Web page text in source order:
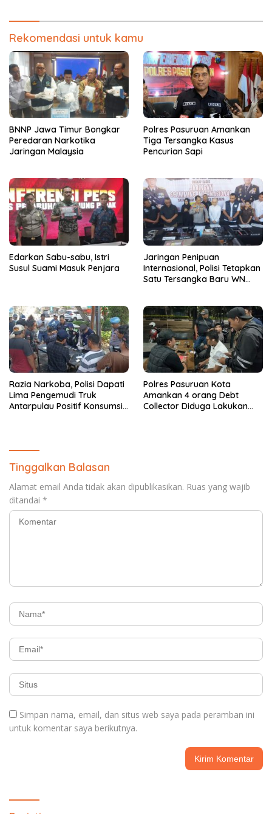
Rekomendasi untuk kamu
BNNP Jawa Timur Bongkar
Peredaran Narkotika
Jaringan Malaysia
Polres Pasuruan Amankan
Tiga Tersangka Kasus
Pencurian Sapi
Edarkan Sabu-sabu, Istri
Susul Suami Masuk Penjara
Jaringan Penipuan
Internasional, Polisi Tetapkan
Satu Tersangka Baru WN
Razia Narkoba, Polisi Dapati
Lima Pengemudi Truk
Antarpulau Positif Konsumsi
Polres Pasuruan Kota
Amankan 4 orang Debt
Collector Diduga Lakukan
Tinggalkan Balasan
Alamat email Anda tidak akan dipublikasikan. Ruas yang wajib
ditandai *
Simpan nama, email, dan situs web saya pada peramban ini
untuk komentar saya berikutnya.